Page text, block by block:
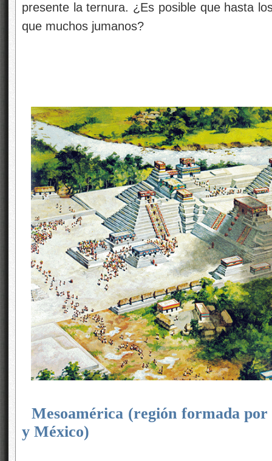
presente la ternura. ¿Es posible que hasta
que muchos jumanos?
Mesoamérica (región formada
y México)